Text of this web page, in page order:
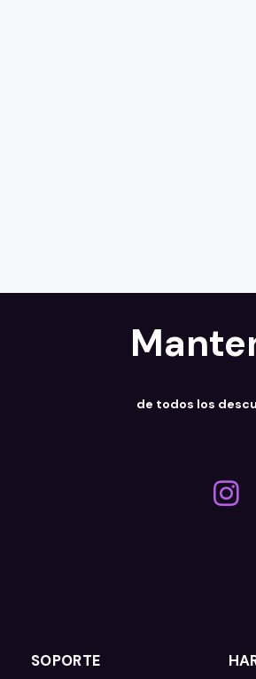
de todos los
SOPORTE